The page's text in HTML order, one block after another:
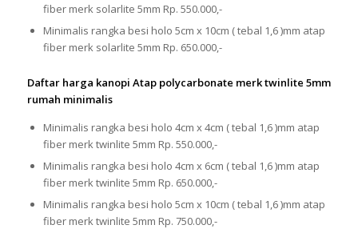
fiber merk solarlite 5mm Rp. 550.000,-
Minimalis rangka besi holo 5cm x 10cm ( tebal 1,6 )mm atap
fiber merk solarlite 5mm Rp. 650.000,-
Daftar harga kanopi Atap polycarbonate merk twinlite 5mm
rumah minimalis
Minimalis rangka besi holo 4cm x 4cm ( tebal 1,6 )mm atap
fiber merk twinlite 5mm Rp. 550.000,-
Minimalis rangka besi holo 4cm x 6cm ( tebal 1,6 )mm atap
fiber merk twinlite 5mm Rp. 650.000,-
Minimalis rangka besi holo 5cm x 10cm ( tebal 1,6 )mm atap
fiber merk twinlite 5mm Rp. 750.000,-